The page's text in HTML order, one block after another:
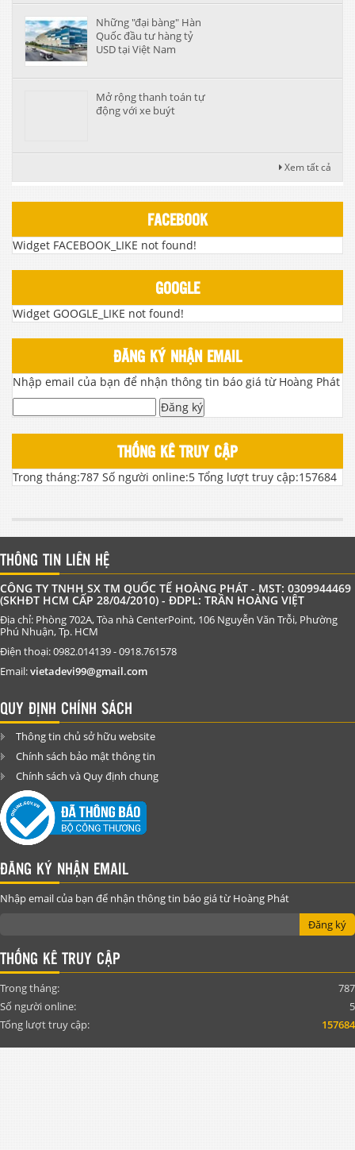
Những "đại bàng" Hàn
Quốc đầu tư hàng tỷ
USD tại Việt Nam
Mở rộng thanh toán tự
động với xe buýt
Xem tất cả
FACEBOOK
Widget FACEBOOK_LIKE not found!
GOOGLE
Widget GOOGLE_LIKE not found!
ĐĂNG KÝ NHẬN EMAIL
Nhập email của bạn để nhận thông tin báo giá từ Hoàng Phát
Đăng ký
THỐNG KÊ TRUY CẬP
Trong tháng:787 Số người online:5 Tổng lượt truy cập:157684
THÔNG TIN LIÊN HỆ
CÔNG TY TNHH SX TM QUỐC TẾ HOÀNG PHÁT - MST: 0309944469
(SKHĐT HCM CẤP 28/04/2010) - ĐDPL: TRẦN HOÀNG VIỆT
Địa chỉ: Phòng 702A, Tòa nhà CenterPoint, 106 Nguyễn Văn Trỗi, Phường
Phú Nhuận, Tp. HCM
Điện thoại: 0982.014139 - 0918.761578
Email:vietadevi99@gmail.com
QUY ĐỊNH CHÍNH SÁCH
Thông tin chủ sở hữu website
Chính sách bảo mật thông tin
Chính sách và Quy định chung
ĐĂNG KÝ NHẬN EMAIL
Nhập email của bạn để nhận thông tin báo giá từ Hoàng Phát
Đăng ký
THỐNG KÊ TRUY CẬP
Trong tháng:
787
Số người online:
5
Tổng lượt truy cập:
157684